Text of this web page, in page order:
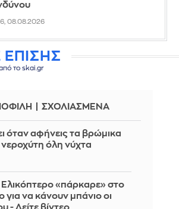
08.08.2026
ΕΠΙΣΗΣ
από το skai.gr
ΣΧΟΛΙΑΣΜΕΝΑ
όταν αφήνεις τα βρώμικα
νεροχύτη όλη νύχτα
Ελικόπτερο «πάρκαρε» στο
για να κάνουν μπάνιο οι